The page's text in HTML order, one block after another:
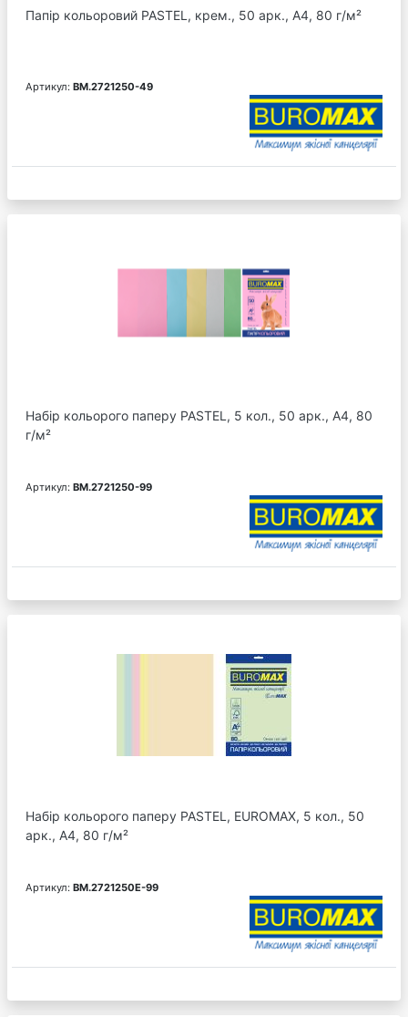
Папір кольоровий PASTEL, крем., 50 арк., А4, 80 г/м²
Артикул: BM.2721250-49
Набір кольорого паперу PASTEL, 5 кол., 50 арк., А4, 80
г/м²
Артикул: BM.2721250-99
Набір кольорого паперу PASTEL, EUROMAX, 5 кол., 50
арк., А4, 80 г/м²
Артикул: BM.2721250E-99